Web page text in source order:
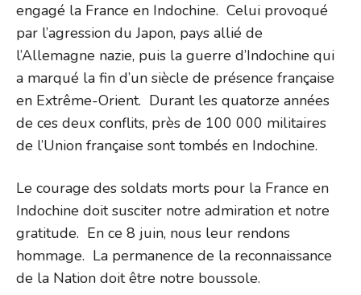
engagé la France en Indochine. Celui provoqué
par l’agression du Japon, pays allié de
l’Allemagne nazie, puis la guerre d’Indochine qui
a marqué la fin d’un siècle de présence française
en Extrême-Orient. Durant les quatorze années
de ces deux conflits, près de 100 000 militaires
de l’Union française sont tombés en Indochine.
Le courage des soldats morts pour la France en
Indochine doit susciter notre admiration et notre
gratitude. En ce 8 juin, nous leur rendons
hommage. La permanence de la reconnaissance
de la Nation doit être notre boussole.